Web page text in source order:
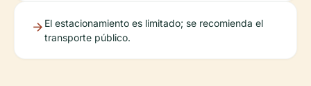
El estacionamiento es limitado; se recomienda el
transporte público.